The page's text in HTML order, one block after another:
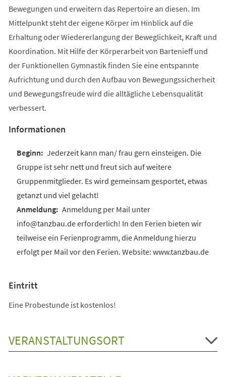
Bewegungen und erweitern das Repertoire an diesen. Im
Mittelpunkt steht der eigene Körper im Hinblick auf die
Erhaltung oder Wiedererlangung der Beweglichkeit, Kraft und
Koordination. Mit Hilfe der Körperarbeit von Bartenieff und
der Funktionellen Gymnastik finden Sie eine entspannte
Aufrichtung und durch den Aufbau von Bewegungssicherheit
und Bewegungsfreude wird die alltägliche Lebensqualität
verbessert.
Informationen
Jederzeit kann man/ frau gern einsteigen. Die
Gruppe ist sehr nett und freut sich auf weitere
Gruppenmitglieder. Es wird gemeinsam gesportet, etwas
getanzt und viel gelacht!
Anmeldung per Mail unter
info@tanzbau.de erforderlich! In den Ferien bieten wir
teilweise ein Ferienprogramm, die Anmeldung hierzu
erfolgt per Mail vor den Ferien. Website: www.tanzbau.de
Eintritt
Eine Probestunde ist kostenlos!
VERANSTALTUNGSORT